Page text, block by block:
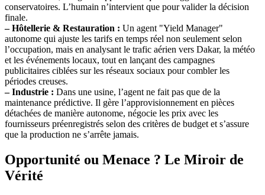
conservatoires. L’humain n’intervient que pour valider la décision
finale.
– Hôtellerie & Restauration : Un agent "Yield Manager"
autonome qui ajuste les tarifs en temps réel non seulement selon
l’occupation, mais en analysant le trafic aérien vers Dakar, la météo
et les événements locaux, tout en lançant des campagnes
publicitaires ciblées sur les réseaux sociaux pour combler les
périodes creuses.
– Industrie : Dans une usine, l’agent ne fait pas que de la
maintenance prédictive. Il gère l’approvisionnement en pièces
détachées de manière autonome, négocie les prix avec les
fournisseurs préenregistrés selon des critères de budget et s’assure
que la production ne s’arrête jamais.
Opportunité ou Menace ? Le Miroir de
Vérité